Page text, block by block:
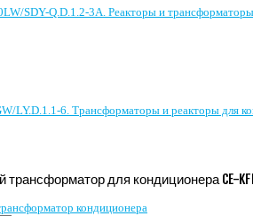
для кондиционера CE-
кондиционера